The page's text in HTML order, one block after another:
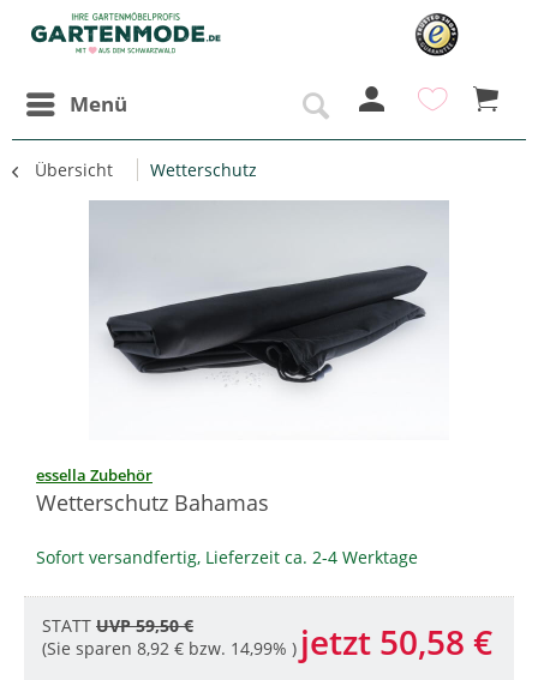
Menü
Übersicht Wetterschutz
essella Zubehör
Wetterschutz Bahamas
Sofort versandfertig, Lieferzeit ca. 2-4 Werktage
STATT UVP 59,50 €
(Sie sparen 8,92 € bzw. 14,99% ) jetzt 50,58 €